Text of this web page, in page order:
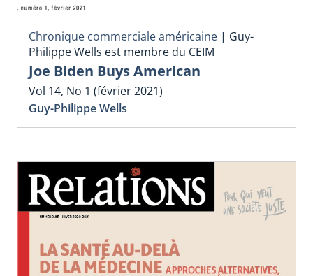
Chronique commerciale américaine | Guy-
Philippe Wells est membre du CEIM
Joe Biden Buys American
Vol 14, No 1 (février 2021)
Guy-Philippe Wells